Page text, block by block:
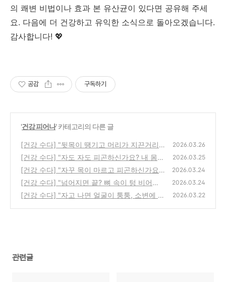
의 쾌변 비법이나 효과 본 유산균이 있다면 공유해 주세
요. 다음에 더 건강하고 유익한 소식으로 돌아오겠습니다.
감사합니다! 💖
공감 구독하기
'건강 피어나' 카테고리의 다른 글
[건강 수다] "뒷목이 땡기고 머리가 지끈거리
시나요? 내 몸의 시한폭탄, 고혈압 예방하기"
(0)
2026.03.26
[건강 수다] "자도 자도 피곤하신가요? 내 몸의
화학 공장, 간(肝)을 살리는 비결"
(1)
2026.03.25
[건강 수다] "자꾸 목이 마르고 피곤하신가요?
내 몸속 설탕 수치, 당뇨 예방하기"
(0)
2026.03.24
[건강 수다] "넘어지면 끝? 뼈 속이 텅 비어가
는 골다공증 예방하기"
(0)
2026.03.24
[건강 수다] "자고 나면 얼굴이 퉁퉁, 소변에 거
2026.03.22
관련글